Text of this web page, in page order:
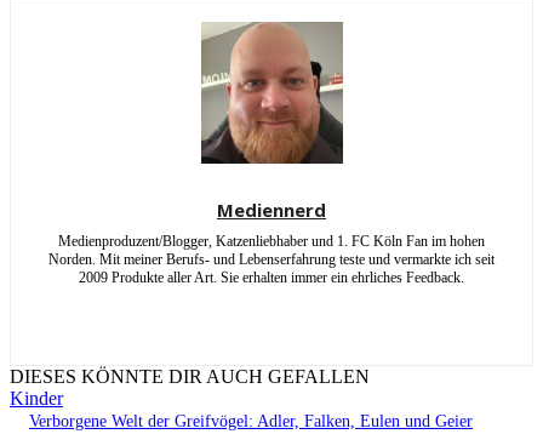
Mediennerd
Medienproduzent/Blogger, Katzenliebhaber und 1. FC Köln Fan im hohen
Norden. Mit meiner Berufs- und Lebenserfahrung teste und vermarkte ich seit
2009 Produkte aller Art. Sie erhalten immer ein ehrliches Feedback.
DIESES KÖNNTE DIR AUCH GEFALLEN
Kinder
Verborgene Welt der Greifvögel: Adler, Falken, Eulen und Geier